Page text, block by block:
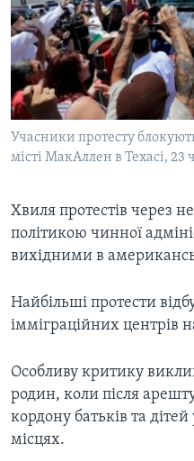
СУСПІЛЬСТВО
ЕКОНОМІКА
ІСТОРІЇ УСПІХУ УКРАЇНЦІВ
ТЕЛЕПРОГРАМИ
ЧАС-TIME
БРИФІНГ ГОЛОСУ
СТУДІЯ ВАШИНГТОН
ВІКНО В АМЕРИКУ
ПОГЛЯД З ВАШИНГТОНА
ENGLISH
Learning English
МИ В СОЦМЕРЕЖАХ
Мови
Учасники протесту
місті МакАллен в Техасі, 23
Хвиля протестів через
політикою чинної
вихідними в
Найбільші протести
імміграційних центрів
Особливу критику
родин, коли після
кордону батьків та
місцях.